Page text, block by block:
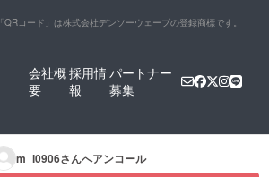
「QRコード」は株式会社デンソーウェーブの登録商標です。
会社概
要
採用情
報
パートナー
募集
m_i0906さんへアンコール